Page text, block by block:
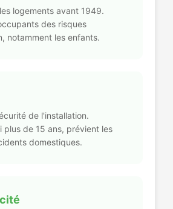
logements avant 1949.
des risques
notamment les enfants.
de l'installation.
plus de 15 ans, prévient les
domestiques.